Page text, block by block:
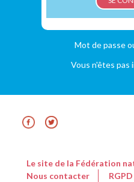
Mot de passe
Vous n'êtes pas
Le site de la Fédération
Nous contacter
RGPD